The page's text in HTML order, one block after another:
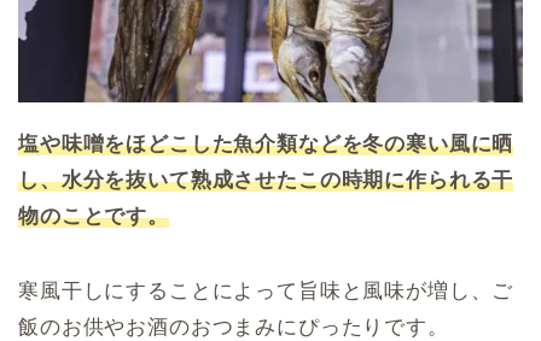
塩や味噌をほどこした魚介類などを冬の寒い風に晒
し、水分を抜いて熟成させたこの時期に作られる干
物のことです。
寒風干しにすることによって旨味と風味が増し、ご
飯のお供やお酒のおつまみにぴったりです。